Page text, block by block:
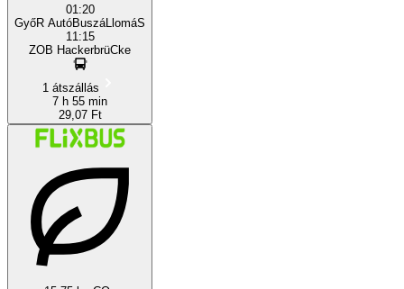
01:20
GyőR AutóBuszáLlomáS
11:15
ZOB HackerbrüCke
1 átszállás
7 h 55 min
29,07 Ft